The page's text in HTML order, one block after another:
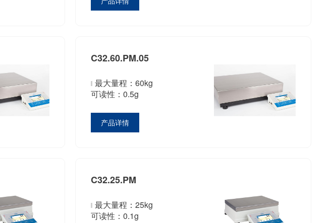
C32.60.PM.05
最大量程：60kg
可读性：0.5g
产品详情
C32.25.PM
最大量程：25kg
可读性：0.1g